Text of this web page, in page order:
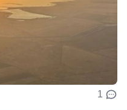
1